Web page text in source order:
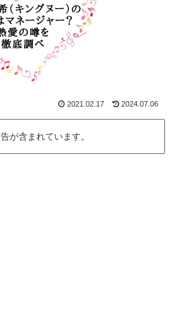
2021.02.17 2024.07.06
が含まれています。